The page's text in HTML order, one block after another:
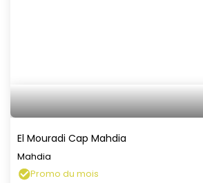
El Mouradi Cap Mahdia
Mahdia
Promo du mois